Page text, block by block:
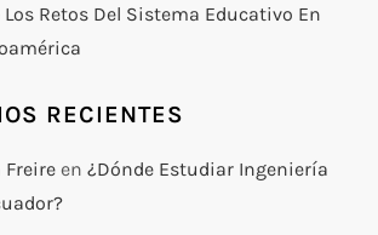
Retos Del Sistema Educativo En
RECIENTES
en¿Dónde Estudiar Ingeniería